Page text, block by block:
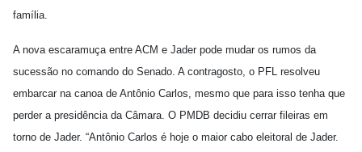
família.
A nova escaramuça entre ACM e Jader pode mudar os rumos da
sucessão no comando do Senado. A contragosto, o PFL resolveu
embarcar na canoa de Antônio Carlos, mesmo que para isso tenha que
perder a presidência da Câmara. O PMDB decidiu cerrar fileiras em
torno de Jader. “Antônio Carlos é hoje o maior cabo eleitoral de Jader.